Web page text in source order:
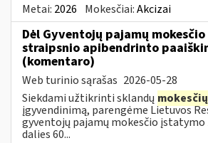
Metai: 2026 Mokesčiai:Akcizai
Dėl Gyventojų pajamų
straipsnio apibendrinto
(komentaro)
Web turinio sąrašas 2026-05-28
Siekdami užtikrinti sklandų mokesčių
įgyvendinimą, parengėme Lietuvos
gyventojų pajamų mokesčio įstatymo
dalies 60...